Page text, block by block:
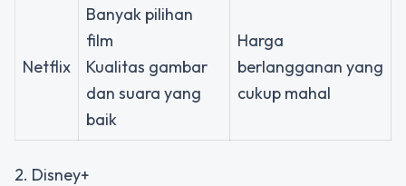
Netflix
Banyak pilihan
film
Kualitas gambar
dan suara yang
baik
Harga
berlangganan yang
cukup mahal
2. Disney+